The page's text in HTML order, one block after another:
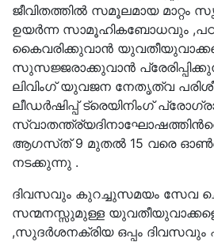
ജീവിതത്തിൽ സമൂലമായ മാറ്റം
ഉയർന്ന സാമൂഹികബോധവും
കൈവരിക്കുവാൻ
സുസജ്ജരാക്കുവാൻ
ലിവിംഗ് യുവജന നേതൃത്വ
ലീഡർഷിപ്പ് ട്രെയിനിംഗ്
സ്വാതന്ത്ര്യദിനാഘോഷത്തിൻറെ
ആഗസ്‌ത്‌ 9 മുതൽ 15 വരെ
നടക്കുന്നു .
ദിവസവും കുറച്ചുസമയം സേവ
സന്മനസ്സുമുള്ള
,സുദർശനക്രിയ ഒപ്പം ദിവസവും